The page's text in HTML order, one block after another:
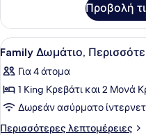
Κρεβάτι,
Θέα
στη
Θάλασσα
(Superior)
Δωμάτιο,
King
Κρεβάτι,
Θέα
στη
(Superior)
Προβολή
Προβολή
όλων
των
φωτογραφιών
για
Family
1
Family Δωμάτιο,
Για 4 άτομα
1 King Κρεβάτι και 2 Μονά
Δωρεάν ασύρματο ίντερνετ
Περισσότερες λεπτομέρειες
Περισσότερες